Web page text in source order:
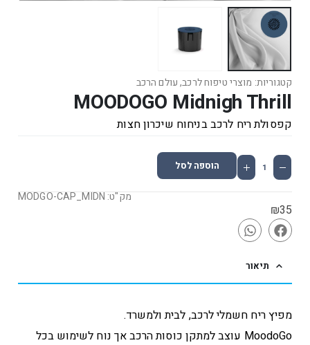
קטגוריות: מוצרי טיפוח לרכב,עולם הרכב
MOODOGO Midnigh Thrill
קפסולת ריח לרכב בניחוח שיכרון חצות
₪35
מק"ט: MODGO-CAP_MIDN
הוספה לסל
תיאור
מפיץ ריח חשמלי לרכב, לבית ולמשרד.
MoodoGo עוצב למתקן כוסות הרכב אך נוח לשימוש בכל